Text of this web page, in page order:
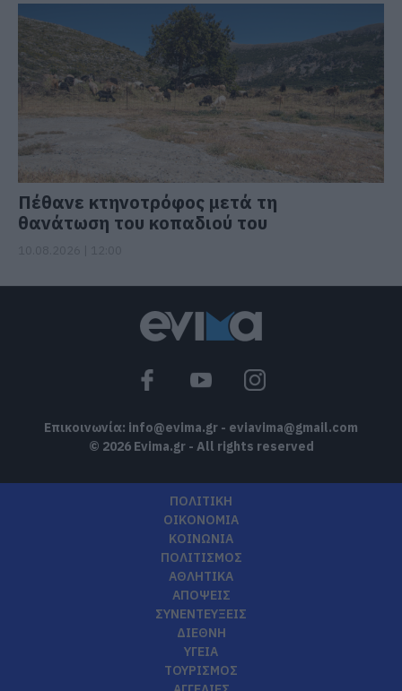
Πέθανε κτηνοτρόφος μετά τη
θανάτωση του κοπαδιού του
Επικοινωνία: info@evima.gr - eviavima@gmail.com
© 2026 Evima.gr - All rights reserved
ΠΟΛΙΤΙΚΗ
ΟΙΚΟΝΟΜΙΑ
ΚΟΙΝΩΝΙΑ
ΠΟΛΙΤΙΣΜΟΣ
ΑΘΛΗΤΙΚΑ
ΑΠΟΨΕΙΣ
ΣΥΝΕΝΤΕΥΞΕΙΣ
ΔΙΕΘΝΗ
ΥΓΕΙΑ
ΤΟΥΡΙΣΜΟΣ